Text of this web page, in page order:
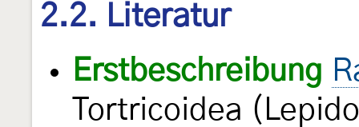
2.2. Literatur
Erstbeschreibung
Tortricoidea